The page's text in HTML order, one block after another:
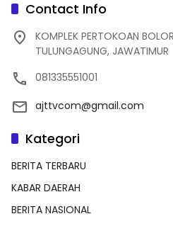
Contact Info
KOMPLEK PERTOKOAN
TULUNGAGUNG, JAWATIMUR
081335551001
ajttvcom@gmail.com
Kategori
BERITA TERBARU
KABAR DAERAH
BERITA NASIONAL